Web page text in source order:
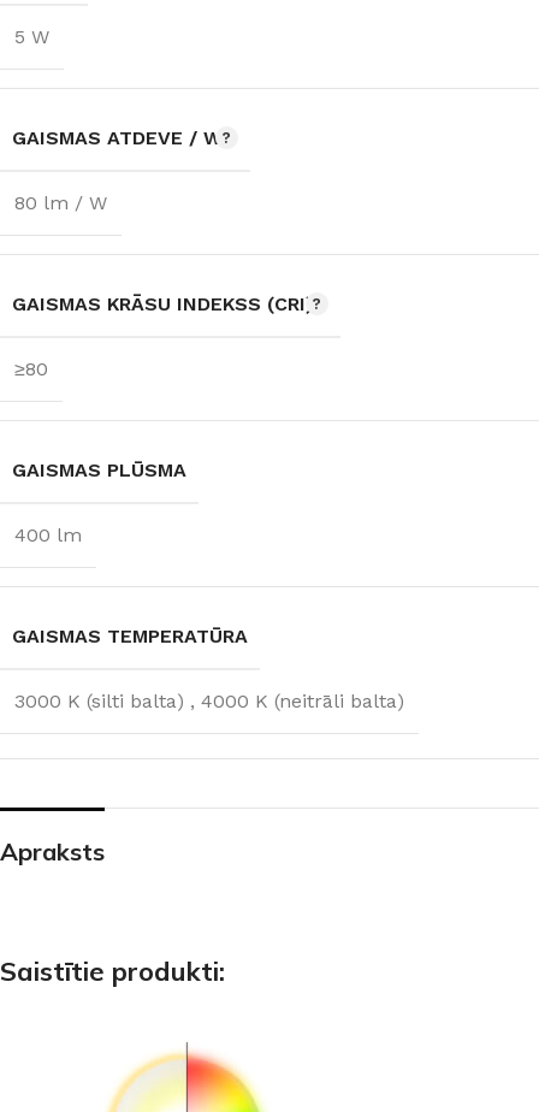
5 W
GAISMAS ATDEVE / W
80 lm / W
GAISMAS KRĀSU INDEKSS (CRI)
≥80
GAISMAS PLŪSMA
400 lm
GAISMAS TEMPERATŪRA
3000 K (silti balta) , 4000 K (neitrāli balta)
Apraksts
Saistītie produkti: